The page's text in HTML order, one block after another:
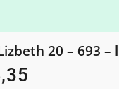
20 – 693 –